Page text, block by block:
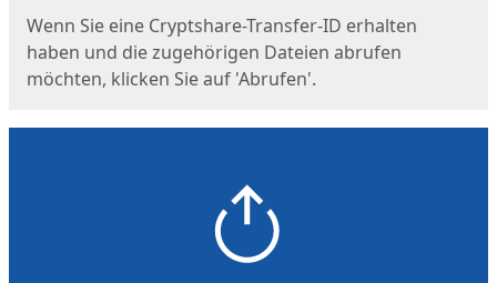
Wenn Sie eine Cryptshare-Transfer-ID erhalten
haben und die zugehörigen Dateien abrufen
möchten, klicken Sie auf 'Abrufen'.